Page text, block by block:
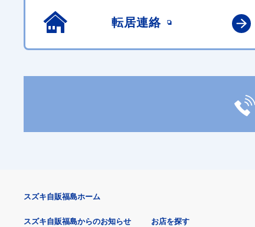
転居連絡
スズキ自販福島ホーム
スズキ自販福島からのお知らせ お店を探す